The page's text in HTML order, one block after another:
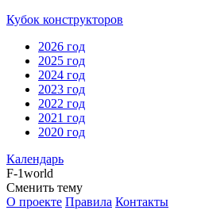
Кубок конструкторов
2026 год
2025 год
2024 год
2023 год
2022 год
2021 год
2020 год
Календарь
F-1world
Сменить тему
О проекте Правила Контакты